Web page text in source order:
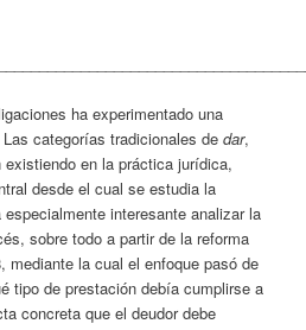
ha experimentado una
categorías tradicionales dedar,
en la práctica jurídica,
desde el cual se estudia la
interesante analizar la
sobre todo a partir de la reforma
mediante la cual el enfoque pasó de
tipo de prestación debía cumplirse a
concreta que el deudor debe